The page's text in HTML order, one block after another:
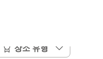
장소 유형